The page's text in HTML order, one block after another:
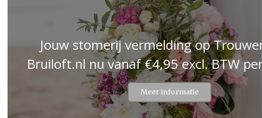
Jouw stomerij vermelding op
Bruiloft.nl nu vanaf €4,95 excl. BTW
Meer informatie